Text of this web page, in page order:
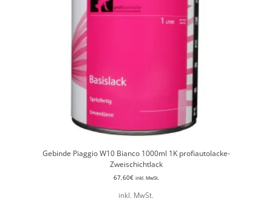
Gebinde Piaggio W10 Bianco 1000ml 1K profiautolacke-
Zweischichtlack
67,60€ inkl. MwSt.
inkl. MwSt.